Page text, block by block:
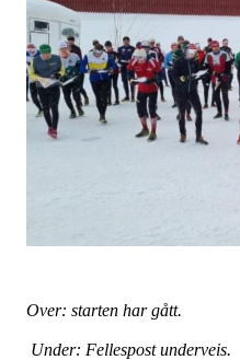
Over: starten har gått.
Under: Fellespost underveis.